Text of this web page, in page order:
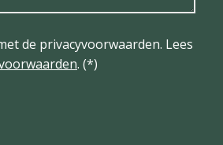
de privacyvoorwaarden. Lees
. (*)